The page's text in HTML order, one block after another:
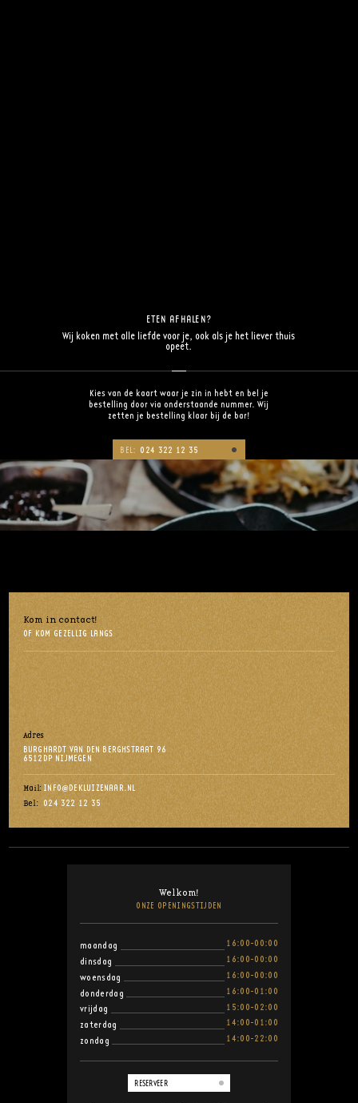
ETEN AFHALEN?
Wij koken met alle liefde voor je, ook als je het liever thuis
opeet.
Kies van de kaart waar je zin in hebt en bel je
bestelling door via onderstaande nummer. Wij
zetten je bestelling klaar bij de bar!
BEL: 024 322 12 35
Kom in contact!
OF KOM GEZELLIG LANGS
Adres
BURGHARDT VAN DEN BERGHSTRAAT 96
6512DP NIJMEGEN
Mail: INFO@DEKLUIZENAAR.NL
Bel: 024 322 12 35
Welkom!
ONZE OPENINGSTIJDEN
maandag
16:00-00:00
dinsdag
16:00-00:00
woensdag
16:00-00:00
donderdag
16:00-01:00
vrijdag
15:00-02:00
zaterdag
14:00-01:00
zondag
14:00-22:00
RESERVEER